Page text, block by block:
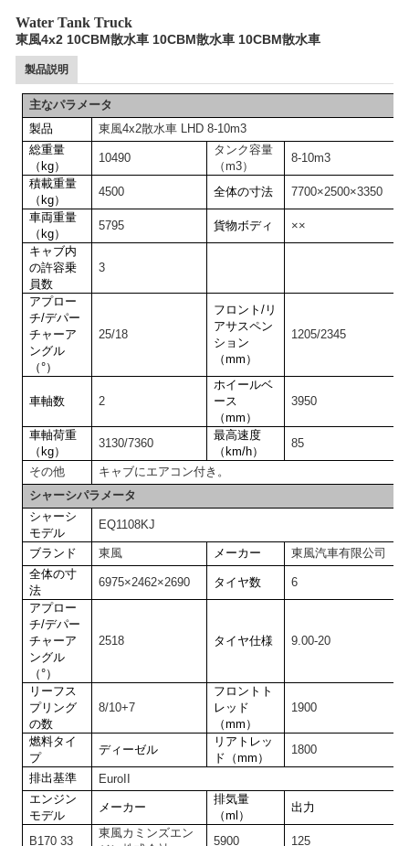
Water Tank Truck
東風4x2 10CBM散水車 10CBM散水車 10CBM散水車
製品説明
主なパラメータ
製品
東風4x2散水車 LHD 8-10m3
総重量
（kg）
10490
タンク容量
（m3）
8-10m3
積載重量
（kg）
4500 全体の寸法
7700×2500×3350
車両重量
（kg）
5795 貨物ボディ
××
キャブ内
の許容乗
員数
3
アプロー
チ/デパー
チャーア
ングル
（°）
25/18
フロント/リ
アサスペン
ション
（mm）
1205/2345
車軸数 2
ホイールベ
ース
（mm）
3950
車軸荷重
（kg）
3130/7360
最高速度
（km/h）
85
その他
キャブにエアコン付き。
シャーシパラメータ
シャーシ
モデル
EQ1108KJ
ブランド 東風 メーカー
東風汽車有限公司
全体の寸
法
6975×2462×2690 タイヤ数
6
アプロー
チ/デパー
チャーア
ングル
（°）
2518 タイヤ仕様 9.00-20
リーフス
プリング
の数
8/10+7
フロントト
レッド
（mm）
1900
燃料タイ
プ
ディーゼル
リアトレッ
ド（mm）
1800
排出基準
EuroII
エンジン
モデル
メーカー
排気量
（ml）
出力
B170 33
東風カミンズエン
5900 125